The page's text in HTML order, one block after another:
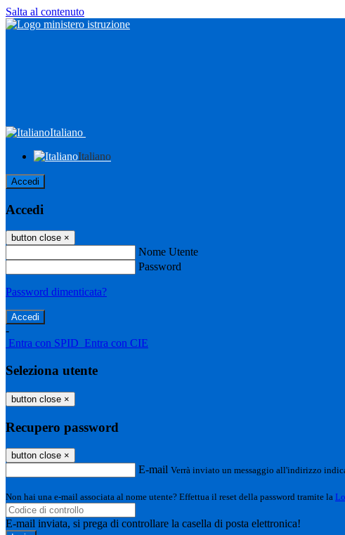
Salta al contenuto
Italiano
Italiano
Accedi
Accedi
button close ×
Nome Utente
Password
Password dimenticata?
-
Entra con SPID Entra con CIE
Seleziona utente
button close ×
Recupero password
button close ×
E-mail Verrà inviato un messaggio all'indirizzo
Non hai una e-mail associata al nome utente? Effettua il reset della password tramite la
E-mail inviata, si prega di controllare la casella di posta elettronica!